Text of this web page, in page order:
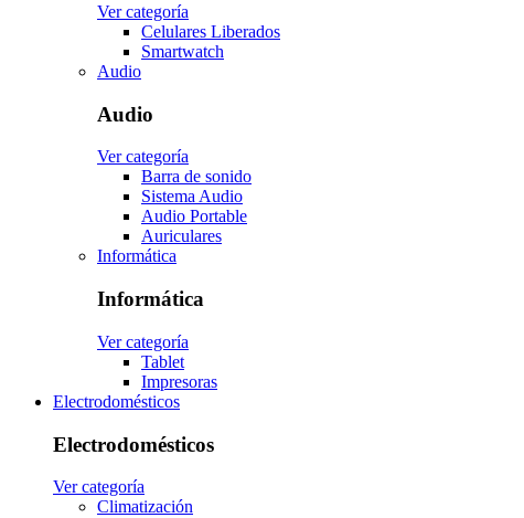
Ver categoría
Celulares Liberados
Smartwatch
Audio
Audio
Ver categoría
Barra de sonido
Sistema Audio
Audio Portable
Auriculares
Informática
Informática
Ver categoría
Tablet
Impresoras
Electrodomésticos
Electrodomésticos
Ver categoría
Climatización